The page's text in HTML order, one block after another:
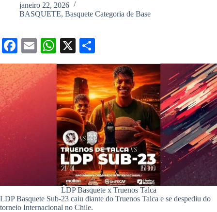
janeiro 22, 2026
BASQUETE, Basquete Categoria de Base
Fa
ce
bo
ok
E
m
ail
W
ha
ts
A
pp
X
ha
re
LDP Basquete x Truenos Talca
LDP Basquete Sub-23 caiu diante do Truenos Talca e se despediu do
torneio Internacional no Chile.